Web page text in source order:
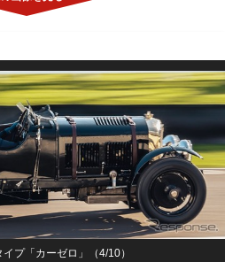
プ「カーゼロ」（4/10）